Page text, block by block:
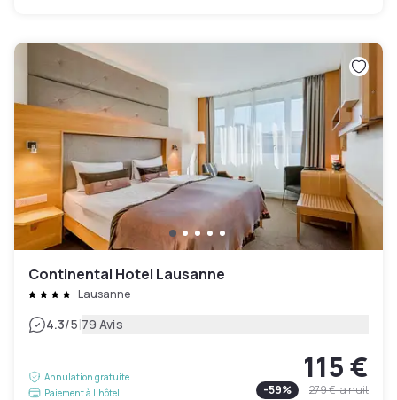
Continental Hotel Lausanne
Lausanne
4.3/5|79 Avis
Annulation gratuite
Paiement à l'hôtel
115 €
-59% 279 €la nuit